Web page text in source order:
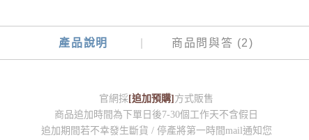
產品說明 商品問與答 (2)
官網採 [追加預購] 方式販售
商品追加時間為下單日後7-30個工作天不含假日
追加期間若不幸發生斷貨 / 停產將第一時間mail通知您